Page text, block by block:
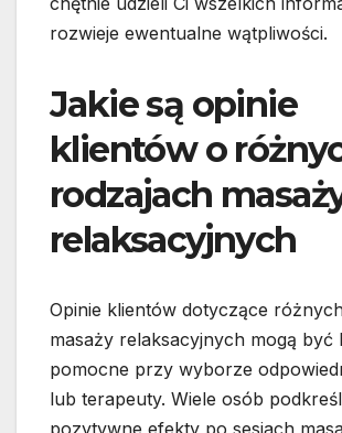
rozwieje ewentualne wątpliwości.
Jakie są opinie
klientów o
rodzajach
relaksacyjnych
Opinie klientów dotyczące
masaży relaksacyjnych mogą być
pomocne przy wyborze
lub terapeuty. Wiele osób
pozytywne efekty po sesjach